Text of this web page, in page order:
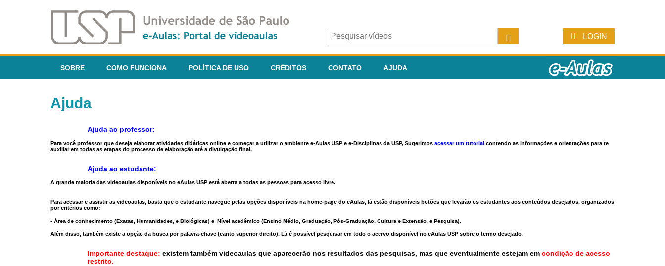
LOGIN
SOBRE COMO FUNCIONA POLÍTICA DE USO CRÉDITOS CONTATO AJUDA
Ajuda
Ajuda ao professor:
Para você professor que deseja elaborar atividades didáticas online e começar a utilizar o ambiente e-Aulas USP e e-Disciplinas da USP, Sugerimos acessar um tutorial contendo as informações e orientações para te
auxiliar em todas as etapas do processo de elaboração até a divulgação final.
Ajuda ao estudante:
A grande maioria das videoaulas disponíveis no eAulas USP está aberta a todas as pessoas para acesso livre.
Para acessar e assistir as videoaulas, basta que o estudante navegue pelas opções disponíveis na home-page do eAulas, lá estão disponíveis botões que levarão os estudantes aos conteúdos desejados, organizados
por critérios como:
- Área de conhecimento (Exatas, Humanidades, e Biológicas) e Nível acadêmico (Ensino Médio, Graduação, Pós-Graduação, Cultura e Extensão, e Pesquisa).
Além disso, também existe a opção da busca por palavra-chave (canto superior direito). Lá é possível pesquisar em todo o acervo disponível no eAulas USP sobre o termo desejado.
Importante destaque: existem também videoaulas que aparecerão nos resultados das pesquisas, mas que eventualmente estejam em condição de acesso
restrito.